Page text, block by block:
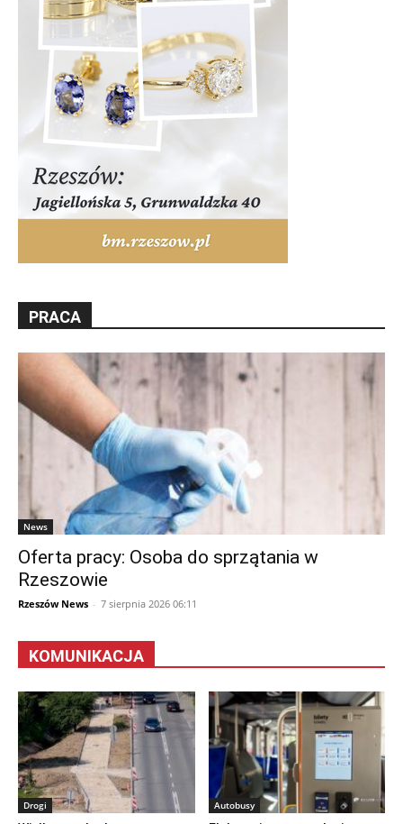
PRACA
News
Oferta pracy: Osoba do sprzątania w
Rzeszowie
Rzeszów News - 7 sierpnia 2026 06:11
KOMUNIKACJA
Drogi Autobusy